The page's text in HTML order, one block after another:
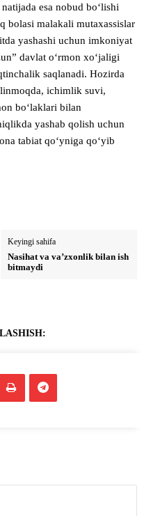
esa nobud bo‘lishi
bolasi malakali mutaxassislar
yashashi uchun imkoniyat
davlat o‘rmon xo‘jaligi
saqlanadi. Hozirda
ichimlik suvi,
bo‘laklari bilan
yashab qolish uchun
tabiat qo‘yniga qo‘yib
Keyingi sahifa
Nasihat va va’zxonlik bilan ish
bitmaydi